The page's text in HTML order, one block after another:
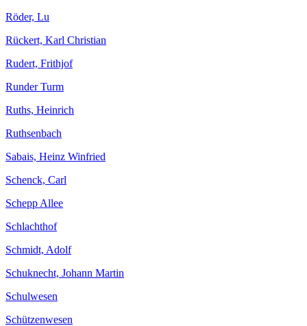
Röder, Lu
Rückert, Karl Christian
Rudert, Frithjof
Runder Turm
Ruths, Heinrich
Ruthsenbach
Sabais, Heinz Winfried
Schenck, Carl
Schepp Allee
Schlachthof
Schmidt, Adolf
Schuknecht, Johann Martin
Schulwesen
Schützenwesen